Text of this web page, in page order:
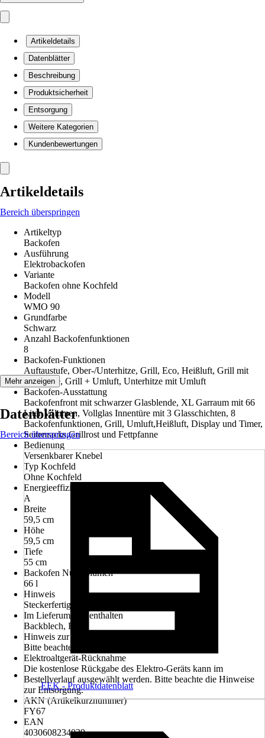
Artikeldetails
Datenblätter
Beschreibung
Produktsicherheit
Entsorgung
Weitere Kategorien
Kundenbewertungen
Artikeldetails
Bereich überspringen
Artikeltyp
Backofen
Ausführung
Elektrobackofen
Variante
Backofen ohne Kochfeld
Modell
WMO 90
Grundfarbe
Schwarz
Anzahl Backofenfunktionen
8
Backofen-Funktionen
Auftaustufe, Ober-/Unterhitze, Grill, Eco, Heißluft, Grill mit
Oberhitze, Grill + Umluft, Unterhitze mit Umluft
Backofen-Ausstattung
Backofenfront mit schwarzer Glasblende, XL Garraum mit 66
Liter Volumen, Vollglas Innentüre mit 3 Glasschichten, 8
Backofenfunktionen, Grill, Umluft,Heißluft, Display und Timer,
Seitenracks,Grillrost und Fettpfanne
Bedienung
Versenkbarer Knebel
Typ Kochfeld
Ohne Kochfeld
Energieeffizienzklasse
A
Breite
59,5 cm
Höhe
59,5 cm
Tiefe
55 cm
Backofen Nutzvolumen
66 l
Hinweis
Steckerfertig
Im Lieferumfang enthalten
Backblech, Rost
Hinweis zur Entsorgung
Bitte beachte die Hinweise zur Entsorgung
Elektroaltgerät-Rücknahme
Die kostenlose Rückgabe des Elektro-Geräts kann im
Bestellverlauf ausgewählt werden. Bitte beachte die Hinweise
zur Entsorgung.
AKN (Artikelkurznummer)
FY67
EAN
4030608234039
Mehr anzeigen
Datenblätter
Bereich überspringen
EEK - Produktdatenblatt